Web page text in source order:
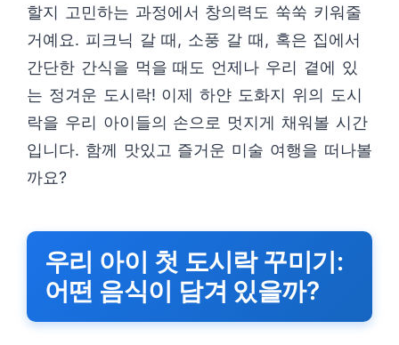
할지 고민하는 과정에서 창의력도 쑥쑥 키워줄
거예요. 피크닉 갈 때, 소풍 갈 때, 혹은 집에서
간단한 간식을 먹을 때도 언제나 우리 곁에 있
는 정겨운 도시락! 이제 하얀 도화지 위의 도시
락을 우리 아이들의 손으로 멋지게 채워볼 시간
입니다. 함께 맛있고 즐거운 미술 여행을 떠나볼
까요?
우리 아이 첫 도시락 꾸미기:
어떤 음식이 담겨 있을까?